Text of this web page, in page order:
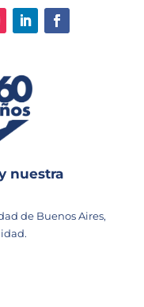
nuestra
de Buenos Aires,